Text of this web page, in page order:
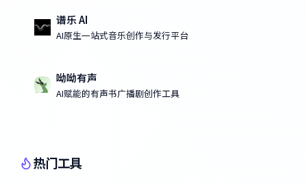
谱乐 AI
AI原生一站式音乐创作与发行平台
呦呦有声
AI赋能的有声书广播剧创作工具
热门工具